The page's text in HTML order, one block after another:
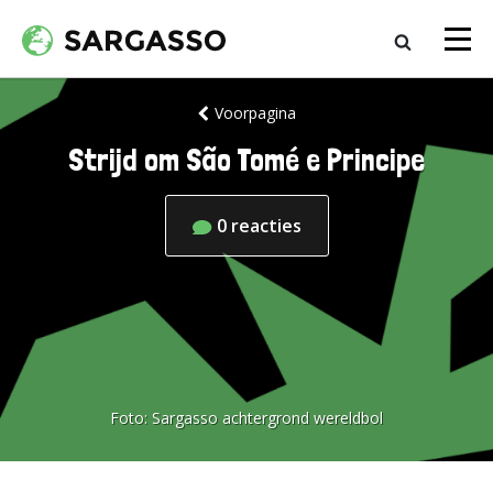
Voorpagina
Strijd om São Tomé e Principe
0 reacties
Foto: Sargasso achtergrond wereldbol